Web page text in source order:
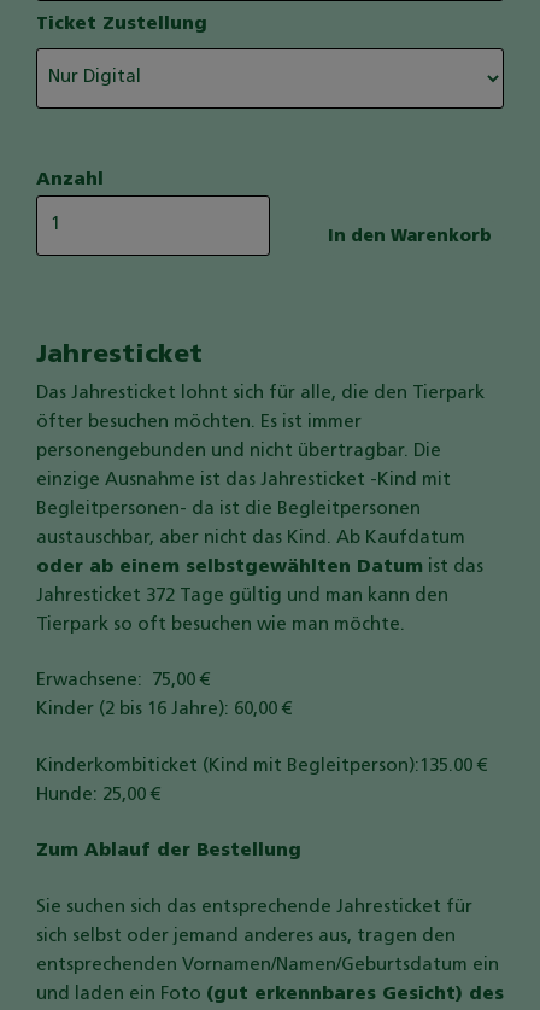
Ticket Zustellung
Anzahl
Jahresticket
Das Jahresticket lohnt sich für alle, die den Tierpark
öfter besuchen möchten. Es ist immer
personengebunden und nicht übertragbar. Die
einzige Ausnahme ist das Jahresticket -Kind mit
Begleitpersonen- da ist die Begleitpersonen
austauschbar, aber nicht das Kind. Ab Kaufdatum
oder ab einem selbstgewählten Datum ist das
Jahresticket 372 Tage gültig und man kann den
Tierpark so oft besuchen wie man möchte.
Erwachsene: 75,00 €
Kinder (2 bis 16 Jahre): 60,00 €
Kinderkombiticket (Kind mit Begleitperson):135.00 €
Hunde: 25,00 €
Zum Ablauf der Bestellung
Sie suchen sich das entsprechende Jahresticket für
sich selbst oder jemand anderes aus, tragen den
entsprechenden Vornamen/Namen/Geburtsdatum ein
und laden ein Foto (gut erkennbares Gesicht) des